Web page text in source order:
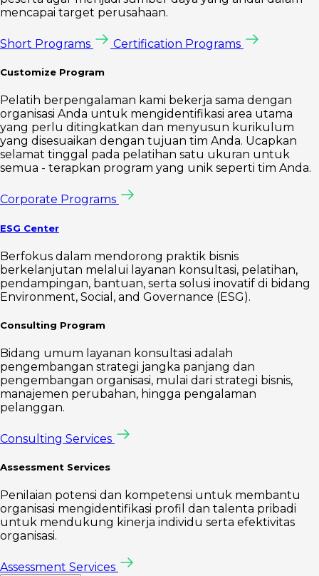
mencapai target perusahaan.
Short Programs Certification Programs
Customize Program
Pelatih berpengalaman kami bekerja sama dengan
organisasi Anda untuk mengidentifikasi area utama
yang perlu ditingkatkan dan menyusun kurikulum
yang disesuaikan dengan tujuan tim Anda. Ucapkan
selamat tinggal pada pelatihan satu ukuran untuk
semua - terapkan program yang unik seperti tim Anda.
Corporate Programs
ESG Center
Berfokus dalam mendorong praktik bisnis
berkelanjutan melalui layanan konsultasi, pelatihan,
pendampingan, bantuan, serta solusi inovatif di bidang
Environment, Social, and Governance (ESG).
Consulting Program
Bidang umum layanan konsultasi adalah
pengembangan strategi jangka panjang dan
pengembangan organisasi, mulai dari strategi bisnis,
manajemen perubahan, hingga pengalaman
pelanggan.
Consulting Services
Assessment Services
Penilaian potensi dan kompetensi untuk membantu
organisasi mengidentifikasi profil dan talenta pribadi
untuk mendukung kinerja individu serta efektivitas
organisasi.
Assessment Services